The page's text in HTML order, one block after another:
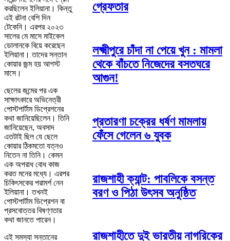
করছিলেন ইলিয়ানা। কিন্তু
এই রটনা বেশি দিন
টেকেনি। এরপর ২০২৩
সালের মে মাসে মাইকেল
ডোলানকে বিয়ে করেছেন
ইলিয়ানা। তাদের সন্তান
কোয়ার জন্ম হয় আগস্ট
মাসে।
ছেলের জন্মের পর এক
সাক্ষাৎকারে অভিনেত্রী
পোস্টপার্টাম ডিপ্রেশনের
কথা জানিয়েছিলেন। তিনি
জানিয়েছেন, অবসাদ
এতটাই ছিল যে ছেলে
কোয়ার ঠিকমতো যত্নও
নিতেন না তিনি। কেমন
এক অপরাধ বোধ কাজ
করত মনের মধ্যে। এরপর
চিকিৎসকের পরামর্শ নেন
ইলিয়ানা। তখনই
পোস্টপার্টাম ডিপ্রেশন বা
প্রসবোত্তর বিষণ্ণতার
কথা জানতে পারেন।
এই সমস্যা সন্তানের
গ্রেফতার
লক্ষ্মীপুরে চাঁদা না পেয়ে খুন : মামলা
থেকে বাঁচতে নিজেদের বসতঘরে
আগুন!
প্রতারণা চক্রের ধর্ষণ মামলায়
ফেঁসে গেলেন ৬ যুবক
রাজশাহী ক্যান্ট: পাবলিকে বসন্ত
বরণ ও পিঠা উৎসব অনুষ্ঠিত
রাজশাহীতে দুই ভারতীয় নাগরিকের